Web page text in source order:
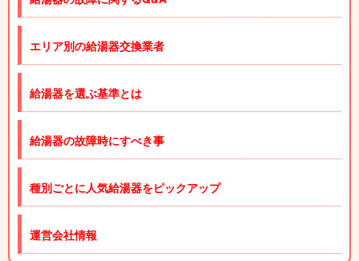
エリア別の給湯器交換業者
給湯器を選ぶ基準とは
給湯器の故障時にすべき事
種別ごとに人気給湯器をピックアップ
運営会社情報